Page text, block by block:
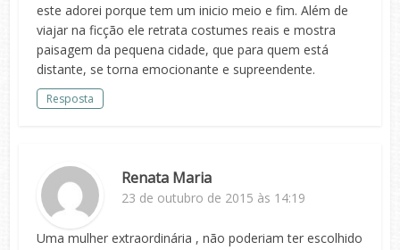
este adorei porque tem um inicio meio e fim. Além de
viajar na ficção ele retrata costumes reais e mostra
paisagem da pequena cidade, que para quem está
distante, se torna emocionante e supreendente.
Resposta
Renata Maria
23 de outubro de 2015 às 14:19
Uma mulher extraordinária , não poderiam ter escolhido